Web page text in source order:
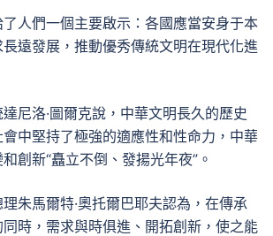
人們一個主要啟示：各國應當安身于本
遠發展，推動優秀傳統文明在現代化進
尼洛·圖爾克說，中華文明長久的歷史
中堅持了極強的適應性和性命力，中華
創新“矗立不倒、發揚光年夜”。
朱馬爾特·奧托爾巴耶夫認為，在傳承
時，需求與時俱進、開拓創新，使之能